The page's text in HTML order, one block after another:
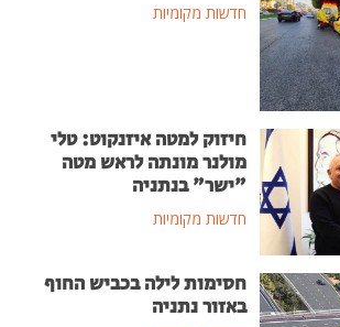
חדשות מקומיות
חיזוק למטה איזנקוט: טלי
מולנר מונתה לראש מטה
"ישר" בנתניה
חדשות מקומיות
חסימות לילה בכביש החוף
באזור נתניה